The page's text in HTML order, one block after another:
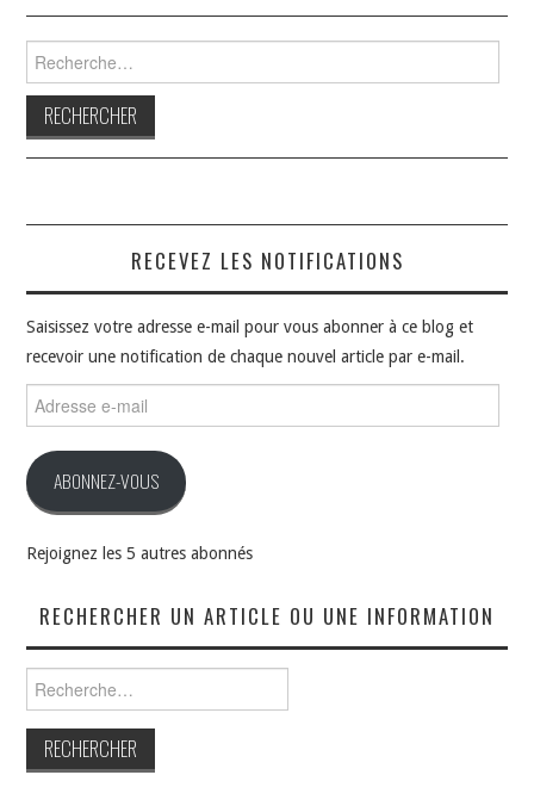
RECEVEZ LES NOTIFICATIONS
Saisissez votre adresse e-mail pour vous abonner à ce blog et
recevoir une notification de chaque nouvel article par e-mail.
e-
ABONNEZ-VOUS
Rejoignez les 5 autres abonnés
RECHERCHER UN ARTICLE OU UNE INFORMATION